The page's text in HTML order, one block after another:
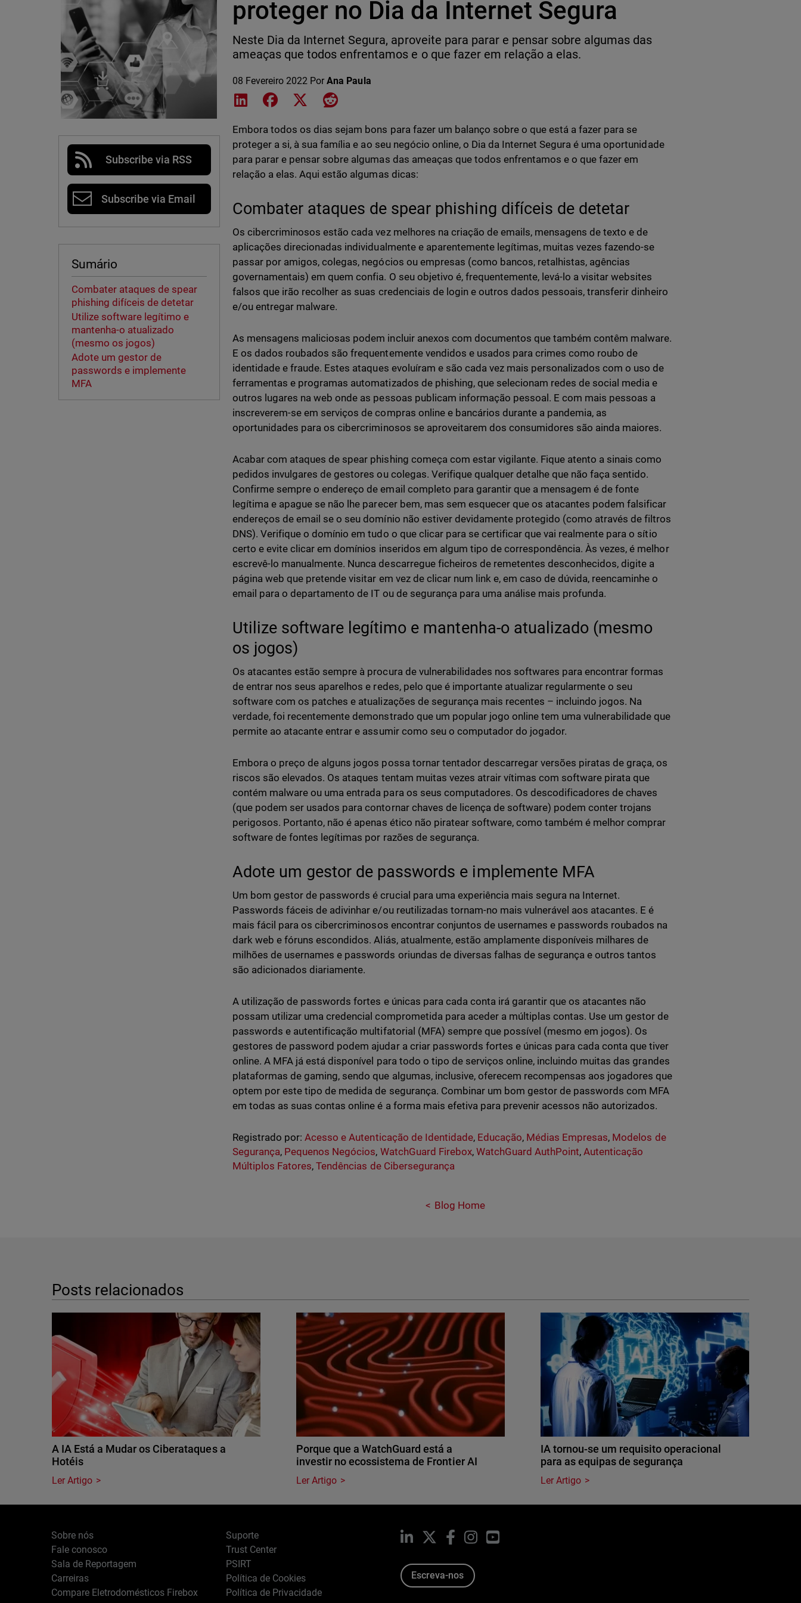
Subscribe via RSS
Subscribe via Email
Sumário
Combater ataques de spear
phishing difíceis de detetar
Utilize software legítimo e
mantenha-o atualizado
(mesmo os jogos)
Adote um gestor de
passwords e implemente
MFA
proteger no Dia da Internet Segura
Neste Dia da Internet Segura, aproveite para parar e pensar sobre algumas das
ameaças que todos enfrentamos e o que fazer em relação a elas.
08 Fevereiro 2022 PorAna Paula
Share on LinkedIn
Share on Facebook
Share on XShare on Reddit
Embora todos os dias sejam bons para fazer um balanço sobre o que está a fazer para se
proteger a si, à sua família e ao seu negócio online, o Dia da Internet Segura é uma oportunidade
para parar e pensar sobre algumas das ameaças que todos enfrentamos e o que fazer em
relação a elas. Aqui estão algumas dicas:
Combater ataques de spear phishing difíceis de detetar
Os cibercriminosos estão cada vez melhores na criação de emails, mensagens de texto e de
aplicações direcionadas individualmente e aparentemente legítimas, muitas vezes fazendo-se
passar por amigos, colegas, negócios ou empresas (como bancos, retalhistas, agências
governamentais) em quem confia. O seu objetivo é, frequentemente, levá-lo a visitar websites
falsos que irão recolher as suas credenciais de login e outros dados pessoais, transferir dinheiro
e/ou entregar malware.
As mensagens maliciosas podem incluir anexos com documentos que também contêm malware.
E os dados roubados são frequentemente vendidos e usados para crimes como roubo de
identidade e fraude. Estes ataques evoluíram e são cada vez mais personalizados com o uso de
ferramentas e programas automatizados de phishing, que selecionam redes de social media e
outros lugares na web onde as pessoas publicam informação pessoal. E com mais pessoas a
inscreverem-se em serviços de compras online e bancários durante a pandemia, as
oportunidades para os cibercriminosos se aproveitarem dos consumidores são ainda maiores.
Acabar com ataques de spear phishing começa com estar vigilante. Fique atento a sinais como
pedidos invulgares de gestores ou colegas. Verifique qualquer detalhe que não faça sentido.
Confirme sempre o endereço de email completo para garantir que a mensagem é de fonte
legítima e apague se não lhe parecer bem, mas sem esquecer que os atacantes podem falsificar
endereços de email se o seu domínio não estiver devidamente protegido (como através de filtros
DNS). Verifique o domínio em tudo o que clicar para se certificar que vai realmente para o sítio
certo e evite clicar em domínios inseridos em algum tipo de correspondência. Às vezes, é melhor
escrevê-lo manualmente. Nunca descarregue ficheiros de remetentes desconhecidos, digite a
página web que pretende visitar em vez de clicar num link e, em caso de dúvida, reencaminhe o
email para o departamento de IT ou de segurança para uma análise mais profunda.
Utilize software legítimo e mantenha-o atualizado (mesmo
os jogos)
Os atacantes estão sempre à procura de vulnerabilidades nos softwares para encontrar formas
de entrar nos seus aparelhos e redes, pelo que é importante atualizar regularmente o seu
software com os patches e atualizações de segurança mais recentes – incluindo jogos. Na
verdade, foi recentemente demonstrado que um popular jogo online tem uma vulnerabilidade que
permite ao atacante entrar e assumir como seu o computador do jogador.
Embora o preço de alguns jogos possa tornar tentador descarregar versões piratas de graça, os
riscos são elevados. Os ataques tentam muitas vezes atrair vítimas com software pirata que
contém malware ou uma entrada para os seus computadores. Os descodificadores de chaves
(que podem ser usados para contornar chaves de licença de software) podem conter trojans
perigosos. Portanto, não é apenas ético não piratear software, como também é melhor comprar
software de fontes legítimas por razões de segurança.
Adote um gestor de passwords e implemente MFA
Um bom gestor de passwords é crucial para uma experiência mais segura na Internet.
Passwords fáceis de adivinhar e/ou reutilizadas tornam-no mais vulnerável aos atacantes. E é
mais fácil para os cibercriminosos encontrar conjuntos de usernames e passwords roubados na
dark web e fóruns escondidos. Aliás, atualmente, estão amplamente disponíveis milhares de
milhões de usernames e passwords oriundas de diversas falhas de segurança e outros tantos
são adicionados diariamente.
A utilização de passwords fortes e únicas para cada conta irá garantir que os atacantes não
possam utilizar uma credencial comprometida para aceder a múltiplas contas. Use um gestor de
passwords e autentificação multifatorial (MFA) sempre que possível (mesmo em jogos). Os
gestores de password podem ajudar a criar passwords fortes e únicas para cada conta que tiver
online. A MFA já está disponível para todo o tipo de serviços online, incluindo muitas das grandes
plataformas de gaming, sendo que algumas, inclusive, oferecem recompensas aos jogadores que
optem por este tipo de medida de segurança. Combinar um bom gestor de passwords com MFA
em todas as suas contas online é a forma mais efetiva para prevenir acessos não autorizados.
Registrado por: Acesso e Autenticação de Identidade, Educação, Médias Empresas, Modelos de
Segurança, Pequenos Negócios, WatchGuard Firebox, WatchGuard AuthPoint,Autenticação
Múltiplos Fatores,Tendências de Cibersegurança
Blog Home
Posts relacionados
A IA Está a Mudar os Ciberataques a
Hotéis
Ler Artigo
Porque que a WatchGuard está a
investir no ecossistema de Frontier AI
Ler Artigo
IA tornou-se um requisito operacional
para as equipas de segurança
Ler Artigo
Sobre nós
Fale conosco
Sala de Reportagem
Carreiras
Compare Eletrodomésticos Firebox
Suporte
Trust Center
PSIRT
Política de Cookies
Política de Privacidade
LinkedIn Facebook
InstagramYouTube
Escreva-nos